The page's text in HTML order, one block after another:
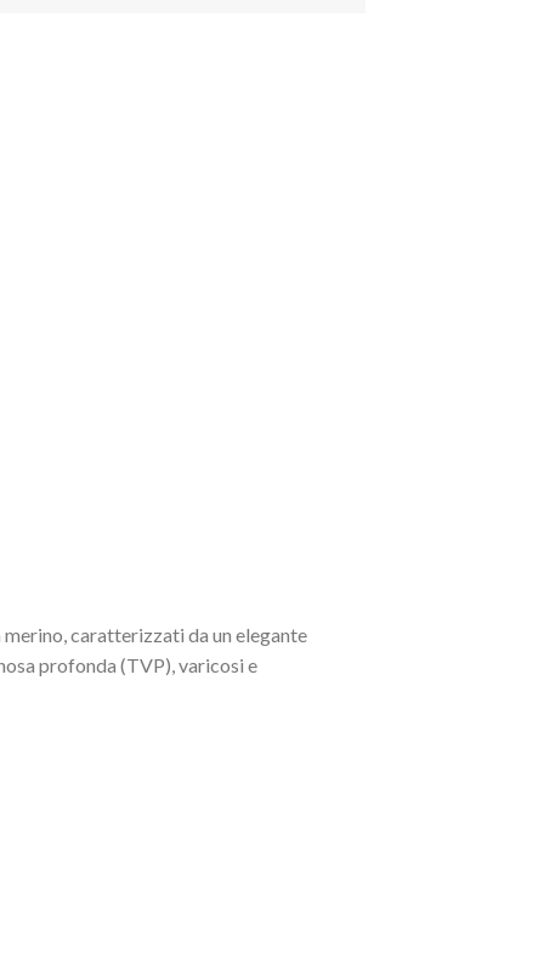
caratterizzati da un elegante
profonda (TVP), varicosi e